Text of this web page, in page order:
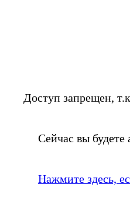
Доступ запрещен,
Сейчас вы
Нажмите здесь,